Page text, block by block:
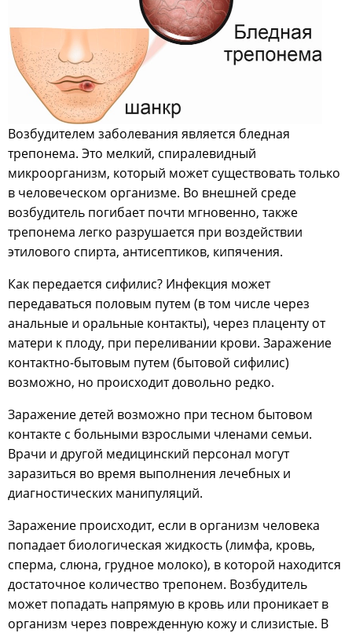
Возбудителем заболевания является бледная
трепонема. Это мелкий, спиралевидный
микроорганизм, который может существовать только
в человеческом организме. Во внешней среде
возбудитель погибает почти мгновенно, также
трепонема легко разрушается при воздействии
этилового спирта, антисептиков, кипячения.
Как передается сифилис? Инфекция может
передаваться половым путем (в том числе через
анальные и оральные контакты), через плаценту от
матери к плоду, при переливании крови. Заражение
контактно-бытовым путем (бытовой сифилис)
возможно, но происходит довольно редко.
Заражение детей возможно при тесном бытовом
контакте с больными взрослыми членами семьи.
Врачи и другой медицинский персонал могут
заразиться во время выполнения лечебных и
диагностических манипуляций.
Заражение происходит, если в организм человека
попадает биологическая жидкость (лимфа, кровь,
сперма, слюна, грудное молоко), в которой находится
достаточное количество трепонем. Возбудитель
может попадать напрямую в кровь или проникает в
организм через поврежденную кожу и слизистые. В